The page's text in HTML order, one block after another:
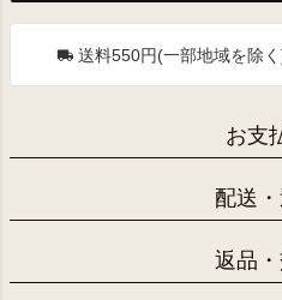
送料550円(一部地域を除
お支
配送
返品